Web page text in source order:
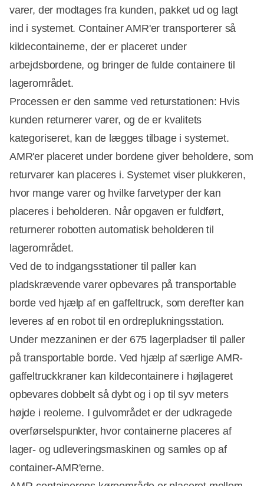
varer, der modtages fra kunden, pakket ud og lagt
ind i systemet. Container AMR'er transporterer så
kildecontainerne, der er placeret under
arbejdsbordene, og bringer de fulde containere til
lagerområdet.
Processen er den samme ved returstationen: Hvis
kunden returnerer varer, og de er kvalitets
kategoriseret, kan de lægges tilbage i systemet.
AMR'er placeret under bordene giver beholdere, som
returvarer kan placeres i. Systemet viser plukkeren,
hvor mange varer og hvilke farvetyper der kan
placeres i beholderen. Når opgaven er fuldført,
returnerer robotten automatisk beholderen til
lagerområdet.
Ved de to indgangsstationer til paller kan
pladskrævende varer opbevares på transportable
borde ved hjælp af en gaffeltruck, som derefter kan
leveres af en robot til en ordreplukningsstation.
Under mezzaninen er der 675 lagerpladser til paller
på transportable borde. Ved hjælp af særlige AMR-
gaffeltruckkraner kan kildecontainere i højlageret
opbevares dobbelt så dybt og i op til syv meters
højde i reolerne. I gulvområdet er der udkragede
overførselspunkter, hvor containerne placeres af
lager- og udleveringsmaskinen og samles op af
container-AMR'erne.